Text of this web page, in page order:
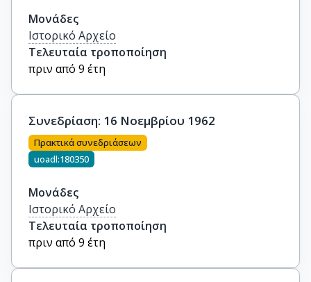
Μονάδες
Ιστορικό Αρχείο
Τελευταία τροποποίηση
πριν από 9 έτη
Συνεδρίαση: 16 Νοεμβρίου 1962
Πρακτικά συνεδριάσεων
uoadl:180350
Μονάδες
Ιστορικό Αρχείο
Τελευταία τροποποίηση
πριν από 9 έτη